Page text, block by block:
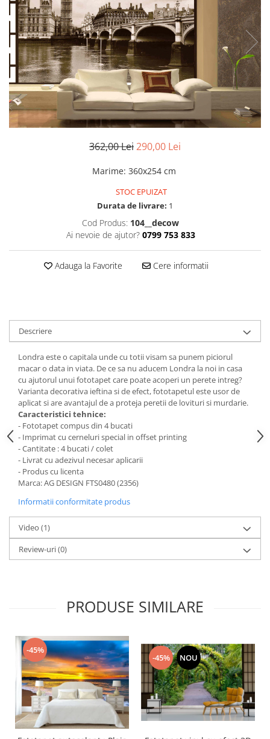
Stickere Oglinzi
Stickere Walplus ™
Artă
Casă
Citate
Copii
Fashion
Modern
Muzică
Natură
Stickere Colorate
Alte desene
Amuzante
Animale
Baby on board
Florale
Motive
Pachete
Pentru femei
Stickere pereche
Stickere imprimate
Copii
Stickere cu efect 3D
Stickere PVC
Stickere tip tablou
Panoramică
Peisaje
Plante
Retro
Tablou Canvas personalizabil
Vehicule
362,00 Lei290,00 Lei
Marime: 360x254 cm
STOC EPUIZAT
Durata de livrare: 1
Cod Produs: 104__decow
Ai nevoie de ajutor? 0799 753 833
Adauga la Favorite Cere informatii
Descriere
Londra este o capitala unde cu totii visam sa punem piciorul
macar o data in viata. De ce sa nu aducem Londra la noi in casa
cu ajutorul unui fototapet care poate acoperi un perete intreg?
Varianta decorativa ieftina si de efect, fototapetul este usor de
aplicat si are avantajul de a proteja peretii de lovituri si murdarie.
Caracteristici tehnice:
- Fototapet compus din 4 bucati
- Imprimat cu cerneluri special in offset printing
- Cantitate : 4 bucati / colet
- Livrat cu adezivul necesar aplicarii
- Produs cu licenta
Marca: AG DESIGN FTS0480 (2356)
Informatii conformitate produs
Video (1)
Review-uri(0)
PRODUSE SIMILARE
-45%
-45% NOU